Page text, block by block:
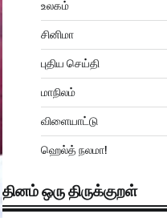
உலகம்
சினிமா
புதிய செய்தி
மாநிலம்
விளையாட்டு
ஹெல்த் நலமா!
தினம் ஒரு திருக்குறள்